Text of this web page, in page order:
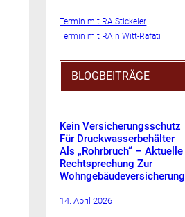
Termin mit RA Stickeler
Termin mit RAin Witt-Rafati
BLOGBEITRÄGE
Kein Versicherungsschutz
Für Druckwasserbehälter
Als „Rohrbruch“ – Aktuelle
Rechtsprechung Zur
Wohngebäudeversicherung
14. April 2026